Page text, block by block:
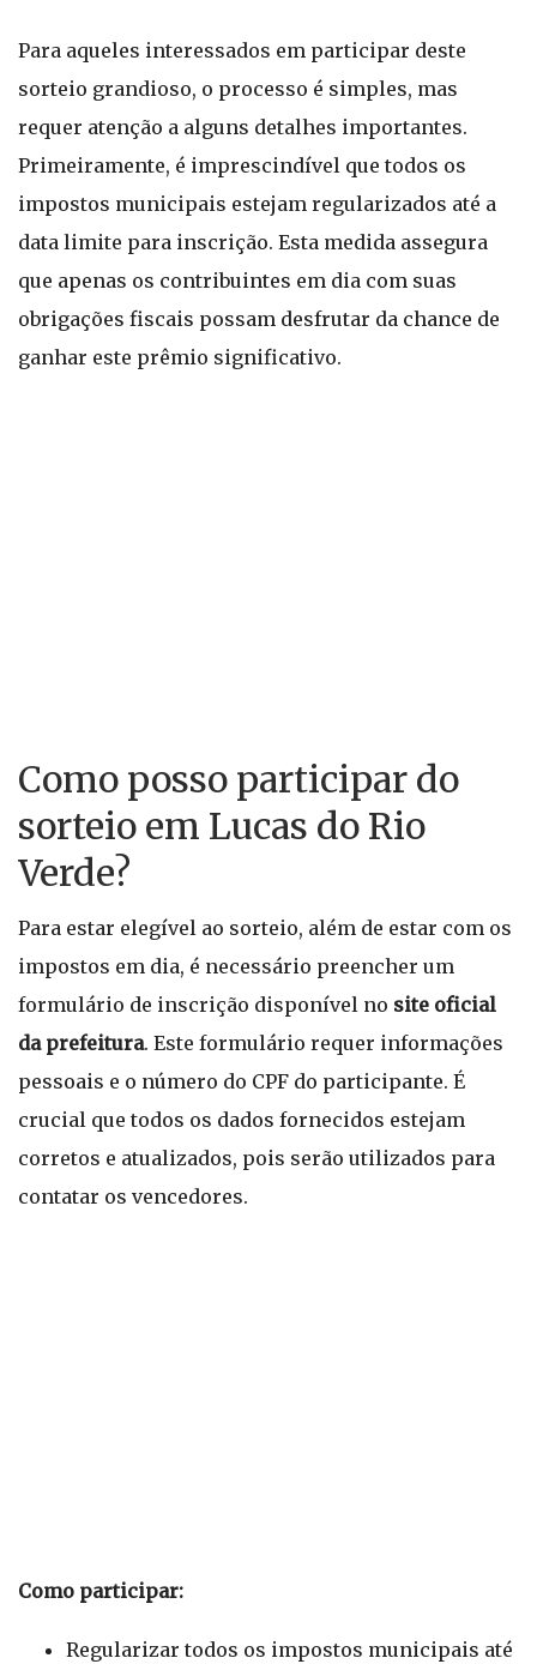
Para aqueles interessados em participar deste
sorteio grandioso, o processo é simples, mas
requer atenção a alguns detalhes importantes.
Primeiramente, é imprescindível que todos os
impostos municipais estejam regularizados até a
data limite para inscrição. Esta medida assegura
que apenas os contribuintes em dia com suas
obrigações fiscais possam desfrutar da chance de
ganhar este prêmio significativo.
Como posso participar do
sorteio em Lucas do Rio
Verde?
Para estar elegível ao sorteio, além de estar com os
impostos em dia, é necessário preencher um
formulário de inscrição disponível no site oficial
da prefeitura. Este formulário requer informações
pessoais e o número do CPF do participante. É
crucial que todos os dados fornecidos estejam
corretos e atualizados, pois serão utilizados para
contatar os vencedores.
Como participar:
Regularizar todos os impostos municipais até